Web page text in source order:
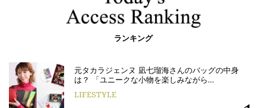
ランキング
元タカラジェンヌ 凪七瑠海さんのバッグの中身
は？ 「ユニークな小物を楽しみながら…
LIFESTYLE